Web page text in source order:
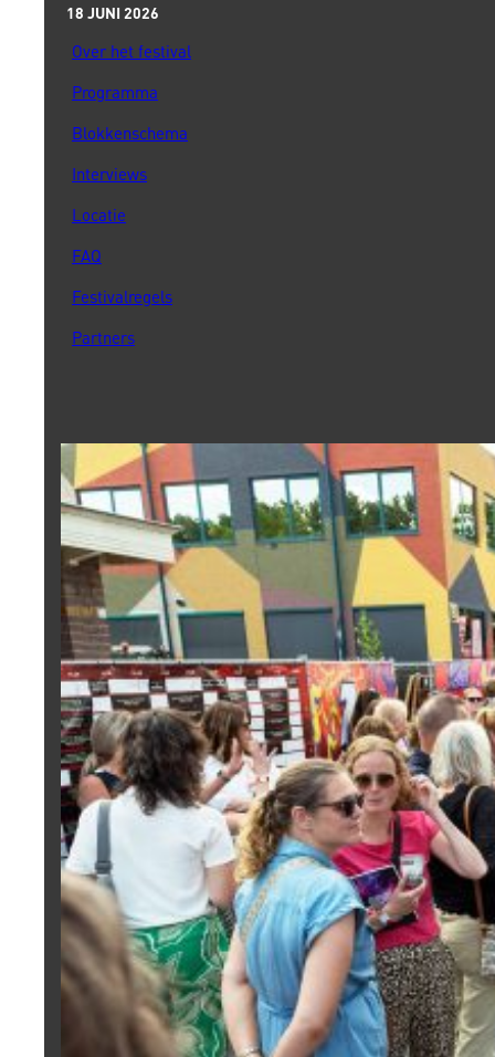
18 JUNI 2026
Over het festival
Programma
Blokkenschema
Interviews
Locatie
FAQ
Festivalregels
Partners